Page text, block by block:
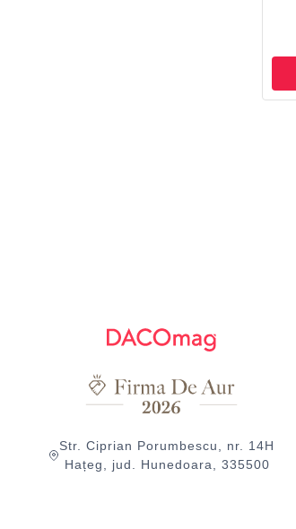
Str. Ciprian Porumbescu, nr. 14H
Hațeg, jud. Hunedoara, 335500